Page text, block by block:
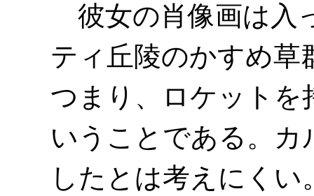
彼女の肖像画は入
ティ丘陵のかすめ草
つまり、ロケットを
いうことである。
したとは考えにく